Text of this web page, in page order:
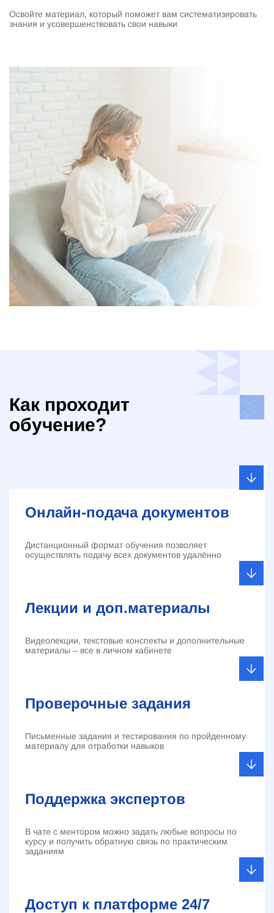
Освойте материал, который поможет вам систематизировать
знания и усовершенствовать свои навыки
Как проходит
обучение?
Онлайн-подача документов
Дистанционный формат обучения позволяет
осуществлять подачу всех документов удалённо
Лекции и доп.материалы
Видеолекции, текстовые конспекты и дополнительные
материалы – все в личном кабинете
Проверочные задания
Письменные задания и тестирования по пройденному
материалу для отработки навыков
Поддержка экспертов
В чате с ментором можно задать любые вопросы по
курсу и получить обратную связь по практическим
заданиям
Доступ к платформе 24/7